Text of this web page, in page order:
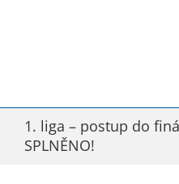
1. liga – postup do
SPLNĚNO!